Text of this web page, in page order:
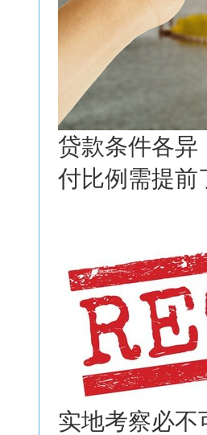
贷款条件各异
付比例需提前
实地考察必不